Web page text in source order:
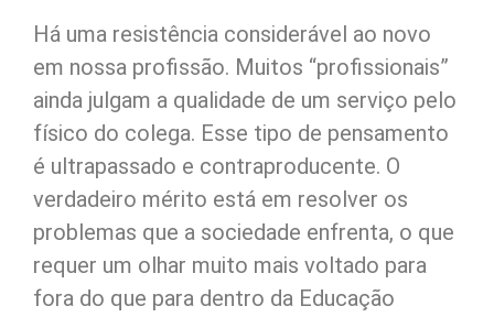
Há uma resistência considerável ao novo
em nossa profissão. Muitos “profissionais”
ainda julgam a qualidade de um serviço pelo
físico do colega. Esse tipo de pensamento
é ultrapassado e contraproducente. O
verdadeiro mérito está em resolver os
problemas que a sociedade enfrenta, o que
requer um olhar muito mais voltado para
fora do que para dentro da Educação